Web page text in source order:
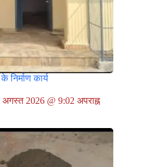
निर्माण कार्य
अगस्त 2026 @ 9:02 अपराह्न